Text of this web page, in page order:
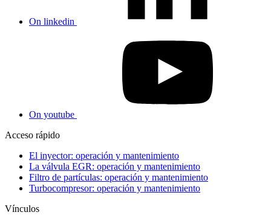
On linkedin
On youtube
Acceso rápido
El inyector: operación y mantenimiento
La válvula EGR: operación y mantenimiento
Filtro de partículas: operación y mantenimiento
Turbocompresor: operación y mantenimiento
Vínculos